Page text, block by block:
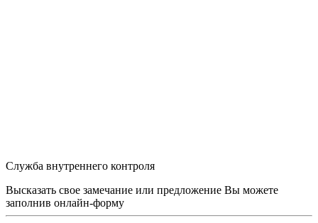
Служба внутреннего контроля
Высказать свое замечание или предложение Вы можете
заполнив онлайн-форму